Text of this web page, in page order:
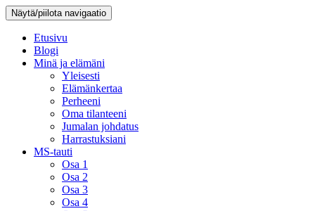
Näytä/piilota navigaatio
Etusivu
Blogi
Minä ja elämäni
Yleisesti
Elämänkertaa
Perheeni
Oma tilanteeni
Jumalan johdatus
Harrastuksiani
MS-tauti
Osa 1
Osa 2
Osa 3
Osa 4